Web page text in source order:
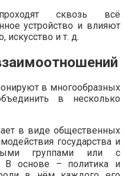
сквозь всё
устройство и влияют
искусство и т. д.
в многообразных
в несколько
в виде общественных
государства и
группами или с
В основе – политика и